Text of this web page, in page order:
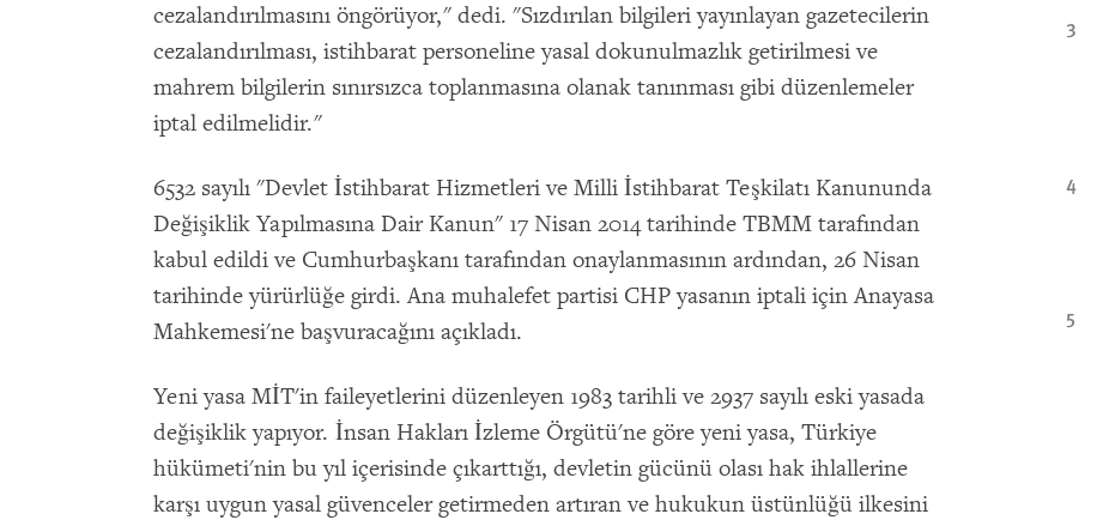
cezalandırılmasını öngörüyor," dedi. "Sızdırılan bilgileri yayınlayan gazetecilerin
cezalandırılması, istihbarat personeline yasal dokunulmazlık getirilmesi ve
mahrem bilgilerin sınırsızca toplanmasına olanak tanınması gibi düzenlemeler
iptal edilmelidir."
6532 sayılı "Devlet İstihbarat Hizmetleri ve Milli İstihbarat Teşkilatı Kanununda
Değişiklik Yapılmasına Dair Kanun" 17 Nisan 2014 tarihinde TBMM tarafından
kabul edildi ve Cumhurbaşkanı tarafından onaylanmasının ardından, 26 Nisan
tarihinde yürürlüğe girdi. Ana muhalefet partisi CHP yasanın iptali için Anayasa
Mahkemesi'ne başvuracağını açıkladı.
Yeni yasa MİT'in faileyetlerini düzenleyen 1983 tarihli ve 2937 sayılı eski yasada
değişiklik yapıyor. İnsan Hakları İzleme Örgütü'ne göre yeni yasa, Türkiye
hükümeti'nin bu yıl içerisinde çıkarttığı, devletin gücünü olası hak ihlallerine
karşı uygun yasal güvenceler getirmeden artıran ve hukukun üstünlüğü ilkesini